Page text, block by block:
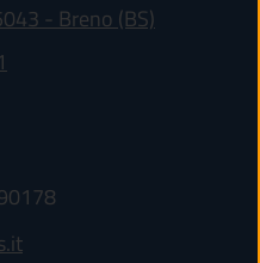
- Breno (BS)